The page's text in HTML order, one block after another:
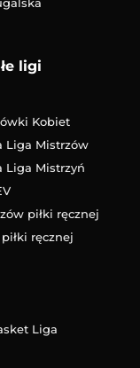
ligi
Kobiet
Liga Mistrzów
Liga Mistrzyń
piłki ręcznej
ręcznej
Liga